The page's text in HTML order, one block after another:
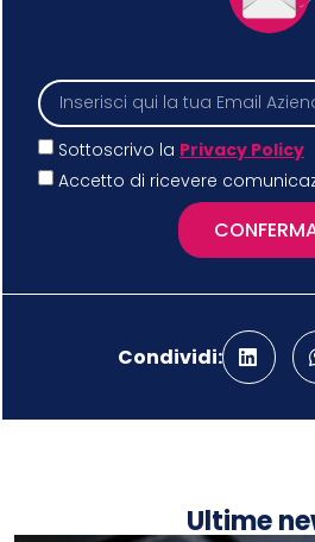
Sottoscrivo la Privacy Policy
Accetto di ricevere
Condividi:
Ultime